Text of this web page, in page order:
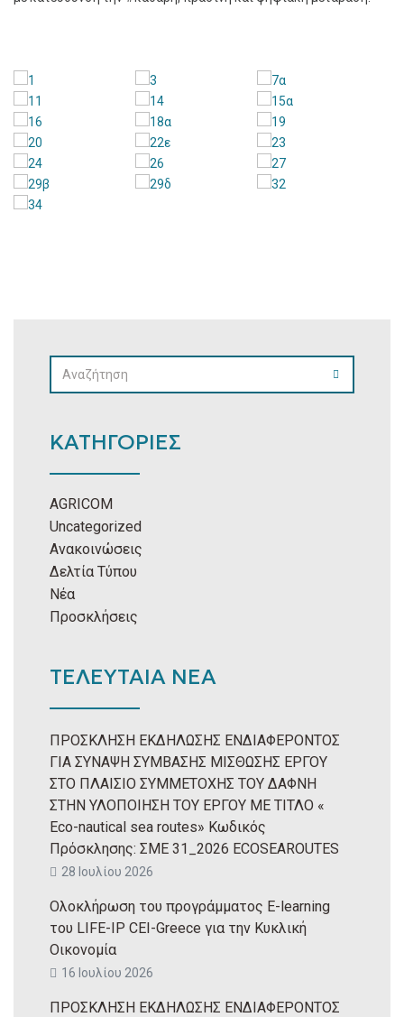
ΚΑΤΗΓΟΡΙΕΣ
AGRICOM
Uncategorized
Ανακοινώσεις
Δελτία Τύπου
Νέα
Προσκλήσεις
ΤΕΛΕΥΤΑΙΑ ΝΕΑ
ΠΡΟΣΚΛΗΣΗ ΕΚΔΗΛΩΣΗΣ ΕΝΔΙΑΦΕΡΟΝΤΟΣ
ΓΙΑ ΣΥΝΑΨΗ ΣΥΜΒΑΣΗΣ ΜΙΣΘΩΣΗΣ ΕΡΓΟΥ
ΣΤΟ ΠΛΑΙΣΙΟ ΣΥΜΜΕΤΟΧΗΣ ΤΟΥ ΔΑΦΝΗ
ΣΤΗΝ ΥΛΟΠΟΙΗΣΗ ΤΟΥ ΕΡΓΟΥ ΜΕ ΤΙΤΛΟ «
Eco-nautical sea routes» Κωδικός
Πρόσκλησης: ΣΜΕ 31_2026 ECOSEAROUTES
28 Ιουλίου 2026
Ολοκλήρωση του προγράμματος E-learning
του LIFE-IP CEI-Greece για την Κυκλική
Οικονομία
16 Ιουλίου 2026
ΠΡΟΣΚΛΗΣΗ ΕΚΔΗΛΩΣΗΣ ΕΝΔΙΑΦΕΡΟΝΤΟΣ